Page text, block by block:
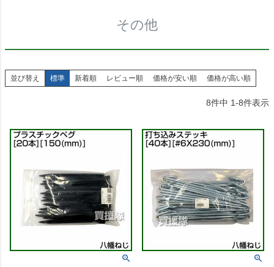
その他
並び替え 標準 新着順 レビュー順 価格が安い順 価格が高い順
8件中 1-8件表示